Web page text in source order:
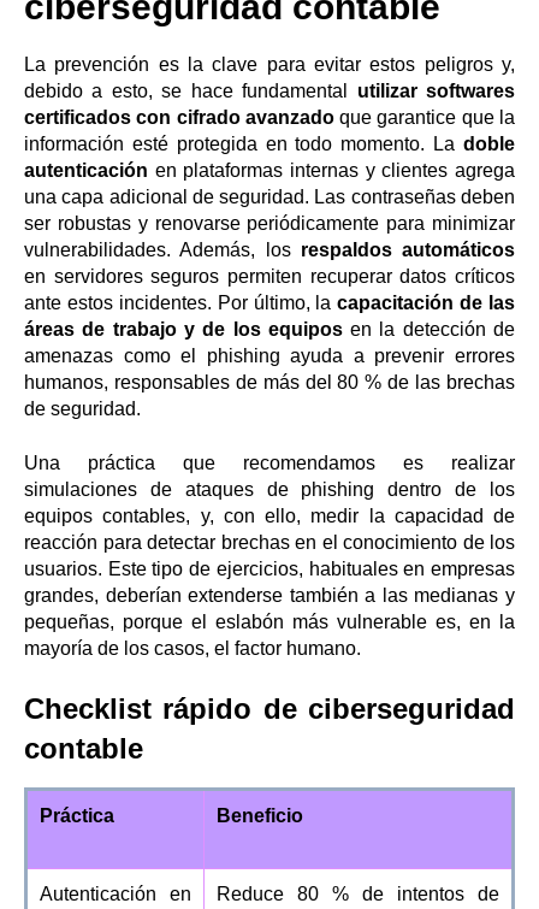
La prevención es la clave para evitar estos peligros y,
debido a esto, se hace fundamental utilizar softwares
certificados con cifrado avanzadoque garantice que la
información esté protegida en todo momento. La doble
autenticación en plataformas internas y clientes agrega
una capa adicional de seguridad. Las contraseñas deben
ser robustas y renovarse periódicamente para minimizar
vulnerabilidades. Además, los respaldos automáticos
en servidores seguros permiten recuperar datos críticos
ante estos incidentes. Por último, lacapacitación de las
áreas de trabajo y de los equiposen la detección de
amenazas como el phishing ayuda a prevenir errores
humanos, responsables de más del 80 % de las brechas
de seguridad.
Una práctica que recomendamos es realizar
simulaciones de ataques de phishing dentro de los
equipos contables, y, con ello, medir la capacidad de
reacción para detectar brechas en el conocimiento de los
usuarios. Este tipo de ejercicios, habituales en empresas
grandes, deberían extenderse también a las medianas y
pequeñas, porque el eslabón más vulnerable es, en la
mayoría de los casos, el factor humano.
Checklist rápido de ciberseguridad
contable
Práctica Beneficio
Autenticación en
Reduce 80 % de intentos de